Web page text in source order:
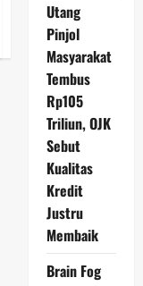
Utang
Pinjol
Masyarakat
Tembus
Rp105
Triliun, OJK
Sebut
Kualitas
Kredit
Justru
Membaik
Brain Fog